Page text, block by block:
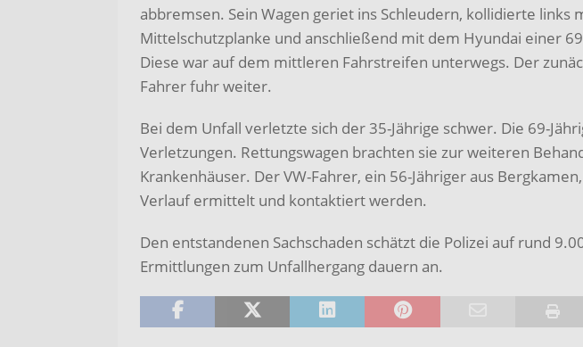
abbremsen. Sein Wagen geriet ins Schleudern, kollidierte links
Mittelschutzplanke und anschließend mit dem Hyundai einer
Diese war auf dem mittleren Fahrstreifen unterwegs. Der
Fahrer fuhr weiter.
Bei dem Unfall verletzte sich der 35-Jährige schwer. Die 69-
Verletzungen. Rettungswagen brachten sie zur weiteren
Krankenhäuser. Der VW-Fahrer, ein 56-Jähriger aus
Verlauf ermittelt und kontaktiert werden.
Den entstandenen Sachschaden schätzt die Polizei auf rund
Ermittlungen zum Unfallhergang dauern an.